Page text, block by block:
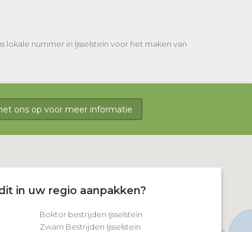
nummer in Ijsselstein voor het maken van
ons op voor meer informatie
in uw regio aanpakken?
Boktor bestrijden Ijsselstein
Zwam Bestrijden Ijsselstein